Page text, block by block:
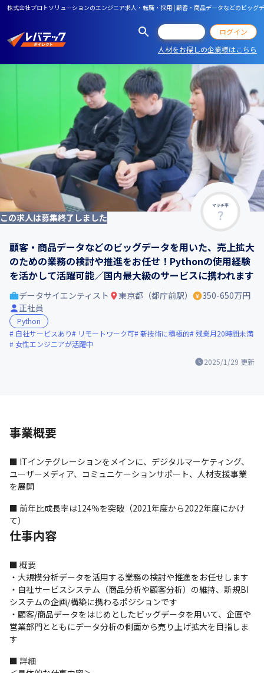
株式会社プロトソリューションのエンジニア求人・転職・採用 | 顧客・商品データなどのビッ
ログイン
人材をお探しの企業様はこちら
マッチ率
この求人は募集終了しました
顧客・商品データなどのビッグデータを用いた、売上拡大
のための業務の検討や推進をお任せ！Pythonの使用経験
を活かして活躍可能／国内最大級のサービスに携われます
2025/1/29 更新
データサイエンティスト 東京都（都庁前駅）
350-650万円
正社員
Python
自社サービスあり
リモートワーク可 新技術に積極的 残業月20時間未満
女性エンジニアが活躍中
事業概要
■ ITインテグレーションをメインに、デジタルマーケティング、
ユーザーメディア、コミュニケーションサポート、人材支援事業
を展開
■ 前年比成長率は124％を突破（2021年度から2022年度にかけ
て）
仕事内容
■ 概要
・大規模分析データを活用する業務の検討や推進をお任せします
・自社サービスシステム（商品分析や顧客分析）の維持、新規BI
システムの企画/構築に携わるポジションです
・顧客/商品データをはじめとしたビッグデータを用いて、企画や
営業部門とともにデータ分析の側面から売り上げ拡大を目指しま
す
■ 詳細